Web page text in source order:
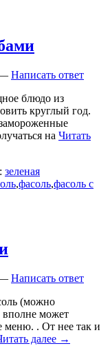
Написать ответ
блюдо из
круглый год.
на Читать
зеленая
,фасоль,фасоль с
Написать ответ
(можно
вполне может
меню. . От нее так и
далее →